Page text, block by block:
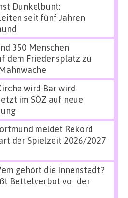
Dunkelbunt:
seit fünf Jahren
350 Menschen
dem Friedensplatz zu
wird Bar wird
im SÖZ auf neue
meldet Rekord
der Spielzeit 2026/2027
gehört die Innenstadt?
Bettelverbot vor der